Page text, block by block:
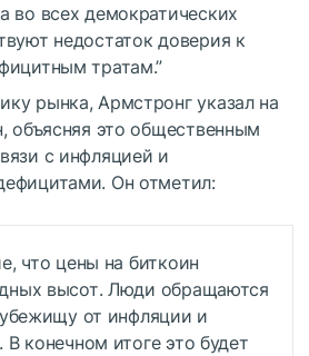
во всех демократических
недостаток доверия к
тратам.”
рынка, Армстронг указал на
объясняя это общественным
с инфляцией и
Он отметил:
что цены на биткоин
высот. Люди обращаются
от инфляции и
конечном итоге это будет